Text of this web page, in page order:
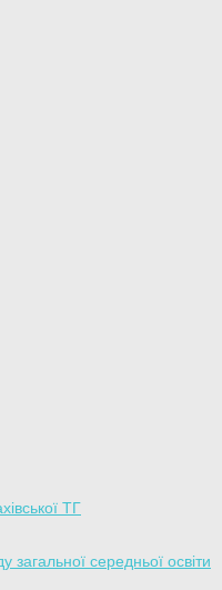
ТГ
загальної середньої освіти